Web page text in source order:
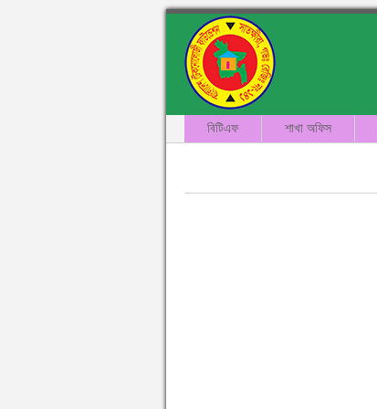
বিটিএফ শাখা অফিস